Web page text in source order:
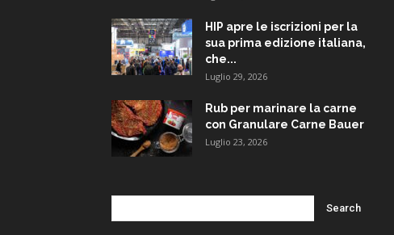
HIP apre le iscrizioni per la
sua prima edizione italiana,
che...
Luglio 29, 2026
Rub per marinare la carne
con Granulare Carne Bauer
Luglio 23, 2026